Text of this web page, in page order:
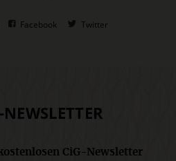
Facebook Twitter
CiG-Newsletter